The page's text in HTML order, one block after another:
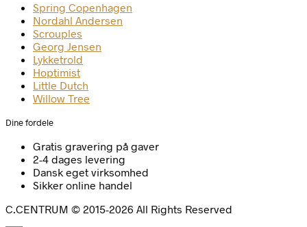
Spring Copenhagen
Nordahl Andersen
Scrouples
Georg Jensen
Lykketrold
Hoptimist
Little Dutch
Willow Tree
Dine fordele
Gratis gravering på gaver
2-4 dages levering
Dansk eget virksomhed
Sikker online handel
C.CENTRUM © 2015-2026 All Rights Reserved